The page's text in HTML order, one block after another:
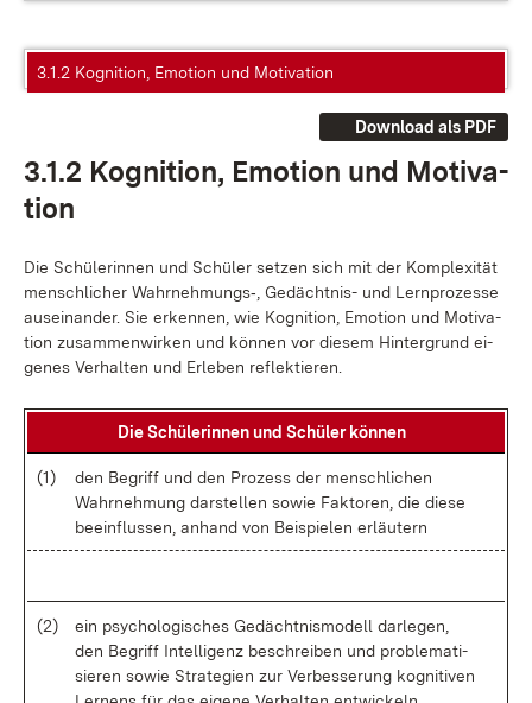
3.1.2 Kognition, Emotion und Motivation
Download als PDF
3.1.2 Ko­gni­ti­on, Emo­ti­on und Mo­ti­va­
ti­on
Die Schü­le­rin­nen und Schü­ler set­zen sich mit der Kom­ple­xi­tät
men­sch­li­cher Wahr­neh­mungs‑, Ge­dächt­nis- und Lern­pro­zes­se
aus­ein­an­der. Sie er­ken­nen, wie Ko­gni­ti­on, Emo­ti­on und Mo­ti­va­
ti­on zu­sam­men­wir­ken und kön­nen vor die­sem Hin­ter­grund ei­
ge­nes Ver­hal­ten und Er­le­ben re­flek­tie­ren.
Die Schü­le­rin­nen und Schü­ler kön­nen
(1)
den Be­griff und den Pro­zess der men­sch­li­chen
Wahr­neh­mung dar­stel­len so­wie Fak­to­ren, die die­se
be­ein­flus­sen, an­hand von Bei­spie­len er­läu­tern
(2)
ein psy­cho­lo­gi­sches Ge­dächt­nis­mo­dell dar­le­gen,
den Be­griff In­tel­li­genz be­schrei­ben und pro­ble­ma­ti­
sie­ren so­wie Stra­te­gi­en zur Ver­bes­se­rung ko­gni­ti­ven